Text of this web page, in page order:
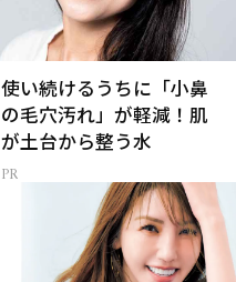
使い続けるうちに「小鼻
の毛穴汚れ」が軽減！肌
が土台から整う水